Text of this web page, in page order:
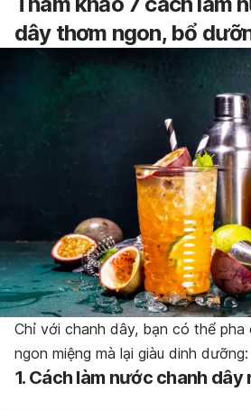
dây thơm ngon, bổ
Chỉ với chanh dây, bạn có thể pha
ngon miệng mà lại giàu dinh dưỡng:
1. Cách làm nước chanh